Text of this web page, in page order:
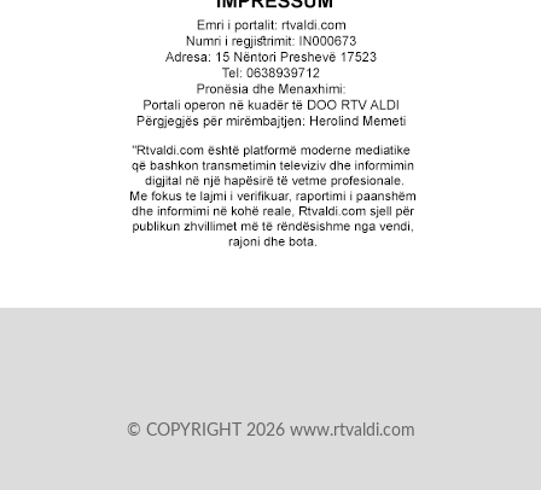
© COPYRIGHT 2026 www.rtvaldi.com